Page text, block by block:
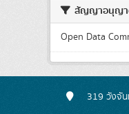
สัญญาอนุญ
Open Data
319 วังจั